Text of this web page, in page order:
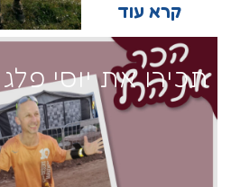
קרא עוד
תכירו את יוסי פלג